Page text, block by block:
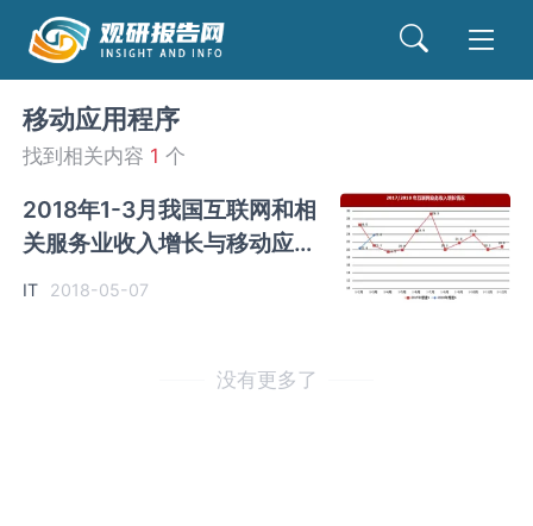
移动应用程序
找到相关内容 1 个
2018年1-3月我国互联网和相
关服务业收入增长与移动应用
程序（APP）数量增长情况
IT 2018-05-07
没有更多了